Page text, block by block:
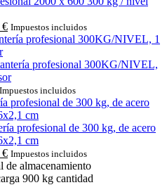
€ Impuestos incluidos
profesional 300KG/NIVEL,
Impuestos incluidos
profesional de 300 kg, de acero
cm
€ Impuestos incluidos
de almacenamiento
900 kg cantidad